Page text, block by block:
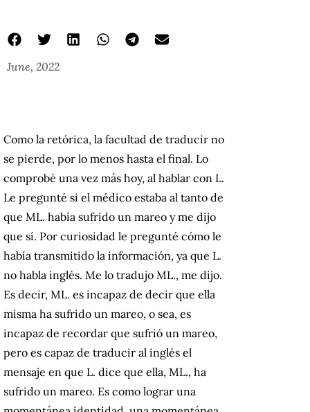
June, 2022
Como la retórica, la facultad de traducir no
se pierde, por lo menos hasta el final. Lo
comprobé una vez más hoy, al hablar con L.
Le pregunté si el médico estaba al tanto de
que ML. había sufrido un mareo y me dijo
que sí. Por curiosidad le pregunté cómo le
había transmitido la información, ya que L.
no habla inglés. Me lo tradujo ML., me dijo.
Es decir, ML. es incapaz de decir que ella
misma ha sufrido un mareo, o sea, es
incapaz de recordar que sufrió un mareo,
pero es capaz de traducir al inglés el
mensaje en que L. dice que ella, ML., ha
sufrido un mareo. Es como lograr una